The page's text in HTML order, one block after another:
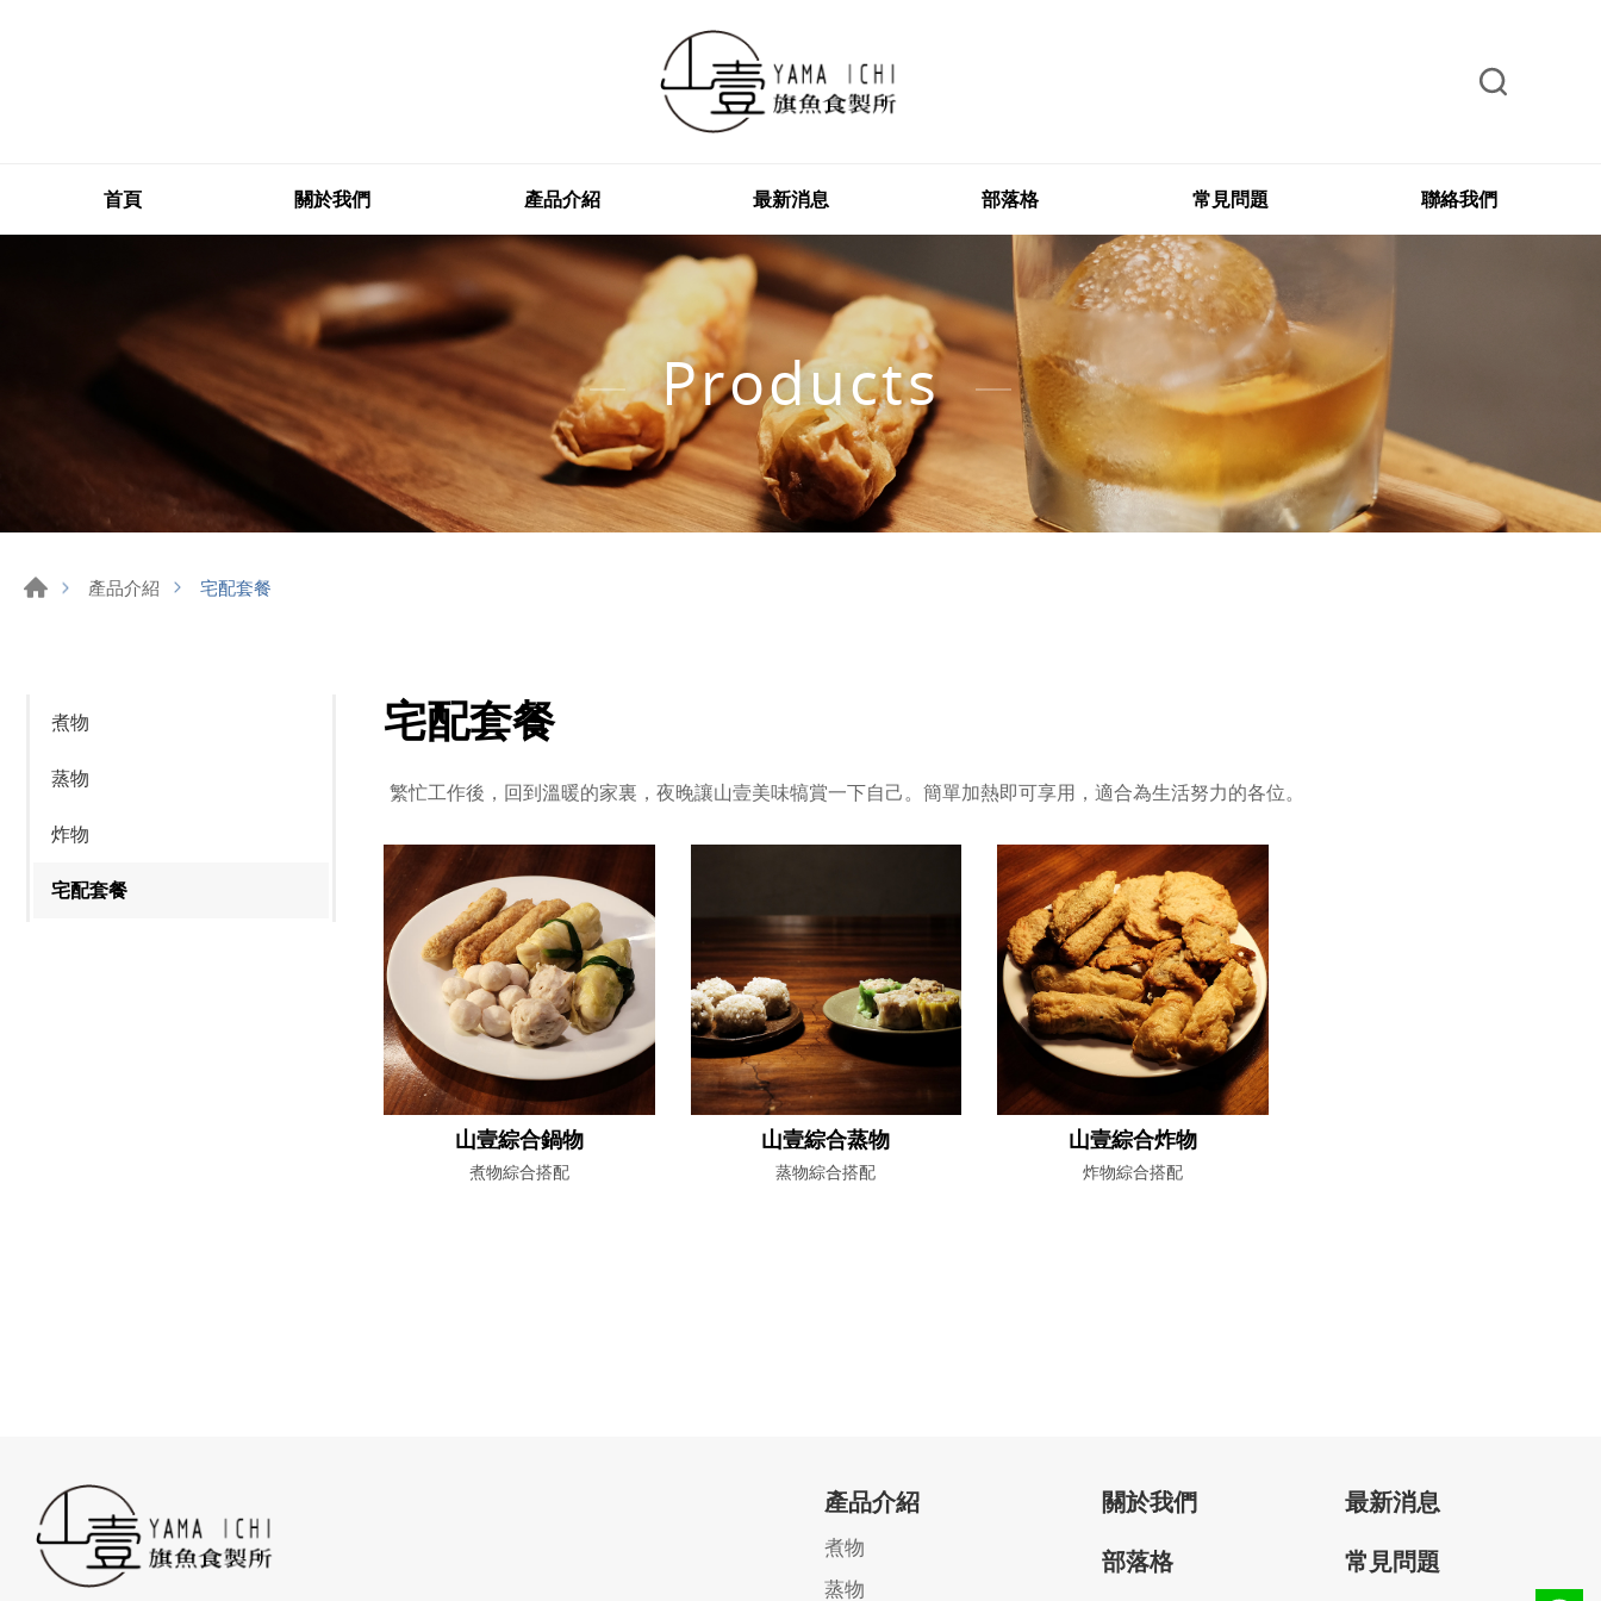
首頁 關於我們 產品介紹 最新消息 部落格 常見問題 聯絡我們
Products
產品介紹 宅配套餐
煮物
蒸物
炸物
宅配套餐
宅配套餐
繁忙工作後，回到溫暖的家裏，夜晚讓山壹美味犒賞一下自己。簡單加熱即可享用，適合為生活努力的各位。
山壹綜合鍋物
煮物綜合搭配
山壹綜合蒸物
蒸物綜合搭配
山壹綜合炸物
炸物綜合搭配
產品介紹
煮物
蒸物
關於我們
最新消息
部落格
常見問題